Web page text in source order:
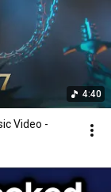
4:40
Video -